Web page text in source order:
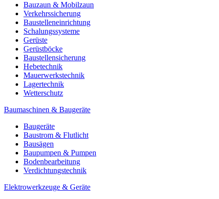
Bauzaun & Mobilzaun
Verkehrssicherung
Baustelleneinrichtung
Schalungssysteme
Gerüste
Gerüstböcke
Baustellensicherung
Hebetechnik
Mauerwerkstechnik
Lagertechnik
Wetterschutz
Baumaschinen & Baugeräte
Baugeräte
Baustrom & Flutlicht
Bausägen
Baupumpen & Pumpen
Bodenbearbeitung
Verdichtungstechnik
Elektrowerkzeuge & Geräte